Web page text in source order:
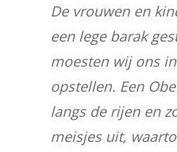
De vrouwen en
een lege barak
moesten wij ons
opstellen. Een
langs de rijen en
meisjes uit,